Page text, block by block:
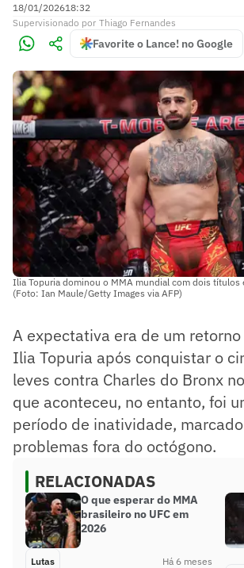
18/01/202618:32
Supervisionado por Thiago Fernandes
Favorite o Lance! no Google
Ilia Topuria dominou o MMA mundial com dois
(Foto: Ian Maule/Getty Images via AFP)
A expectativa era de um
Ilia Topuria após conquistar o
leves contra Charles do Bronx
que aconteceu, no entanto, foi
período de inatividade,
problemas fora do octógono.
RELACIONADAS
O que esperar do MMA
brasileiro no UFC em
2026
Lutas Há 6 meses